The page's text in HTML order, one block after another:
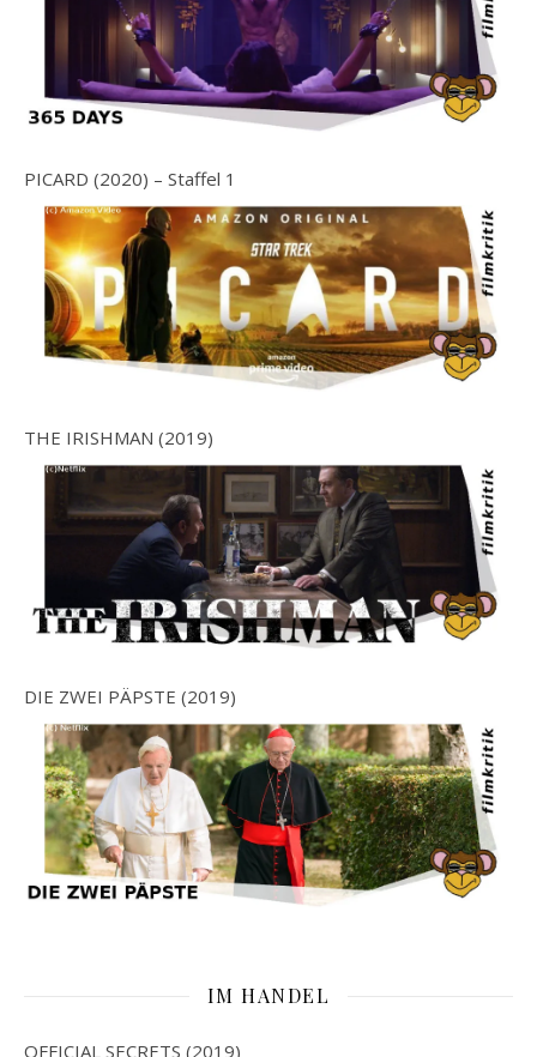
PICARD (2020) – Staffel 1
THE IRISHMAN (2019)
DIE ZWEI PÄPSTE (2019)
IM HANDEL
OFFICIAL SECRETS (2019)